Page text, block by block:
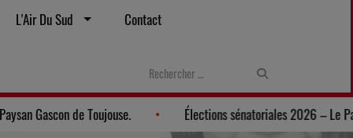
L'Air Du Sud Contact
Gers: Une soirée gasconne au Musée du Paysan Gascon de Toujouse.